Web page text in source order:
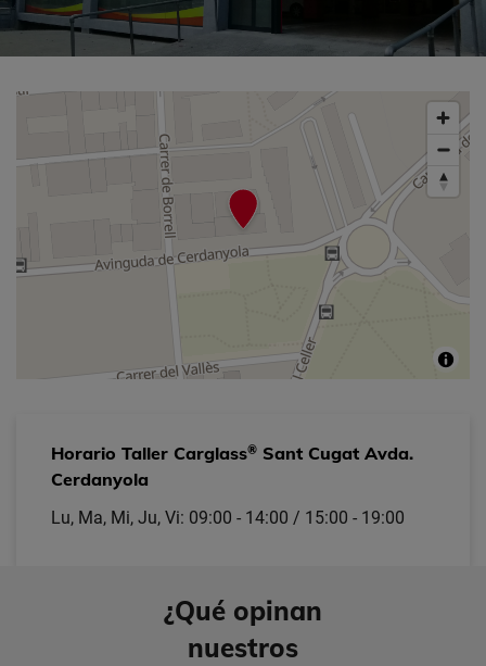
Horario Taller Carglass® Sant Cugat Avda.
Cerdanyola
Lu, Ma, Mi, Ju, Vi: 09:00 - 14:00 / 15:00 - 19:00
¿Qué opinan
nuestros